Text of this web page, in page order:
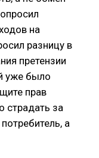
на
разницу в
претензии
уже было
прав
страдать за
а